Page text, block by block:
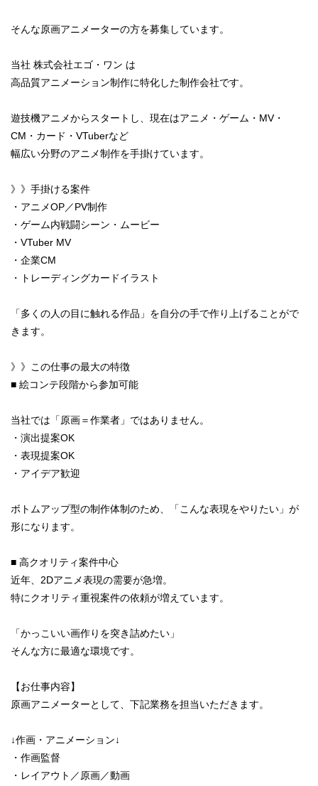
そんな原画アニメーターの方を募集しています。
当社 株式会社エゴ・ワン は
高品質アニメーション制作に特化した制作会社です。
遊技機アニメからスタートし、現在はアニメ・ゲーム・MV・
CM・カード・VTuberなど
幅広い分野のアニメ制作を手掛けています。
》》手掛ける案件
・アニメOP／PV制作
・ゲーム内戦闘シーン・ムービー
・VTuber MV
・企業CM
・トレーディングカードイラスト
「多くの人の目に触れる作品」を自分の手で作り上げることがで
きます。
》》この仕事の最大の特徴
■ 絵コンテ段階から参加可能
当社では「原画＝作業者」ではありません。
・演出提案OK
・表現提案OK
・アイデア歓迎
ボトムアップ型の制作体制のため、「こんな表現をやりたい」が
形になります。
■ 高クオリティ案件中心
近年、2Dアニメ表現の需要が急増。
特にクオリティ重視案件の依頼が増えています。
「かっこいい画作りを突き詰めたい」
そんな方に最適な環境です。
【お仕事内容】
原画アニメーターとして、下記業務を担当いただきます。
↓作画・アニメーション↓
・作画監督
・レイアウト／原画／動画